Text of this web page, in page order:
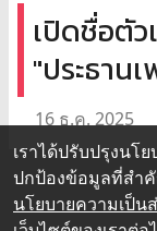
เปิดชื่อตั
"ประธาน
16 ธ.ค. 2025
เราได้ปรับปรุงนโ
ปกป้องข้อมูลที่สำ
นโยบายความเป็น